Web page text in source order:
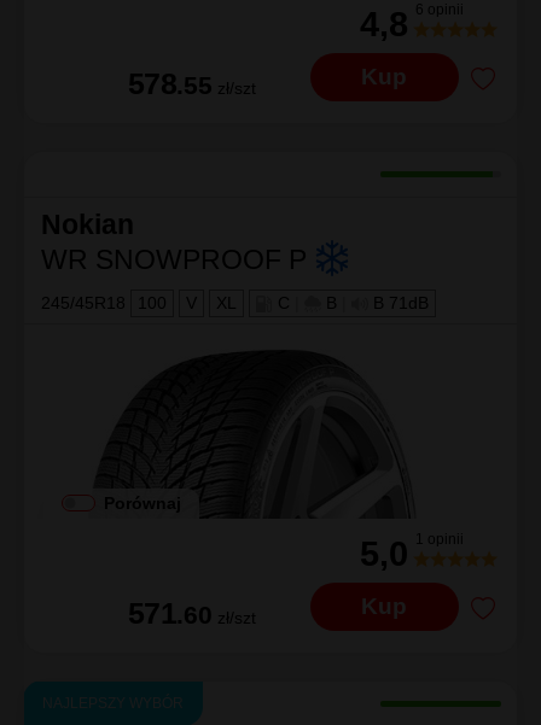
4,8 6 opinii
578.55 zł/szt Kup
Nokian
WR SNOWPROOF P
245/45R18 100 V XL C B B 71dB
Porównaj
5,0 1 opinii
571.60 zł/szt Kup
NAJLEPSZY WYBÓR